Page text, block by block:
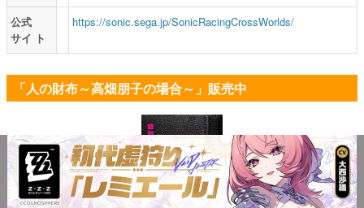
公式
サイ ト
https://sonic.sega.jp/SonicRacingCrossWorlds/
「人の財布～高畑朋子の場合～」販売中